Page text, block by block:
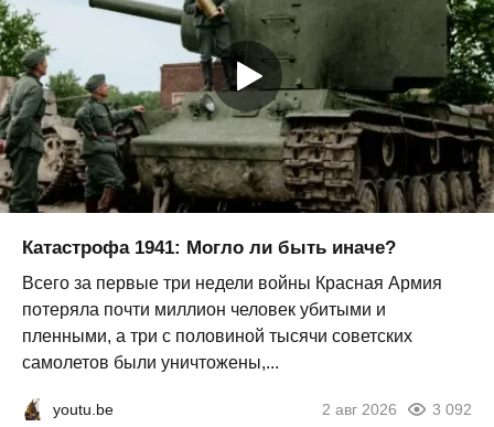
Катастрофа 1941: Могло ли быть иначе?
Всего за первые три недели войны Красная Армия
потеряла почти миллион человек убитыми и
пленными, а три с половиной тысячи советских
самолетов были уничтожены,...
youtu.be 2 авг 2026 3 092